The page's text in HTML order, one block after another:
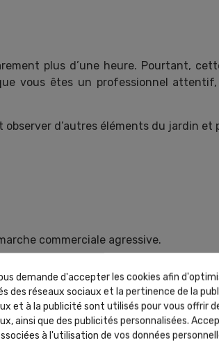
plus d’une heure. Pourtant,
vous êtes un professionnel
d’autres éléments du jardin et
commerciale agressive.
il apprécie votre expertise.
de nouveaux chantiers.
que d'aller en chercher de nouveaux
demande d'accepter les cookies afin
des réseaux sociaux et la pertinence de la
et à la publicité sont utilisés pour vous offrir
ainsi que des publicités personnalisées.
à l'utilisation de vos données